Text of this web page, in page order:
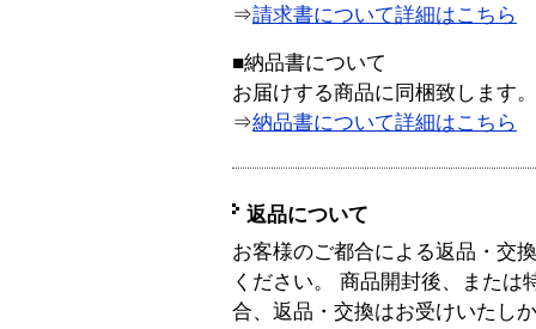
⇒請求書について詳細はこちら
■納品書について
お届けする商品に同梱致します。
⇒納品書について詳細はこちら
返品について
お客様のご都合による返品・交
ください。 商品開封後、または
合、返品・交換はお受けいたし